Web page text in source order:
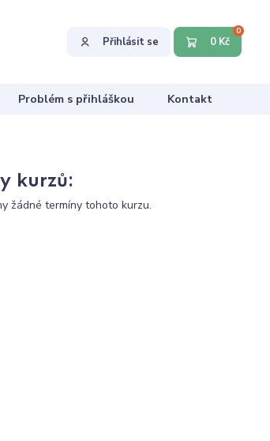
Přihlásit se 0 Kč
0
Problém s přihláškou Kontakt
kurzů:
žádné termíny tohoto kurzu.